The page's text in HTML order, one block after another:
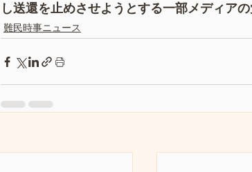
し送還を止めさせようとする一部メディア
難民時事ニュース